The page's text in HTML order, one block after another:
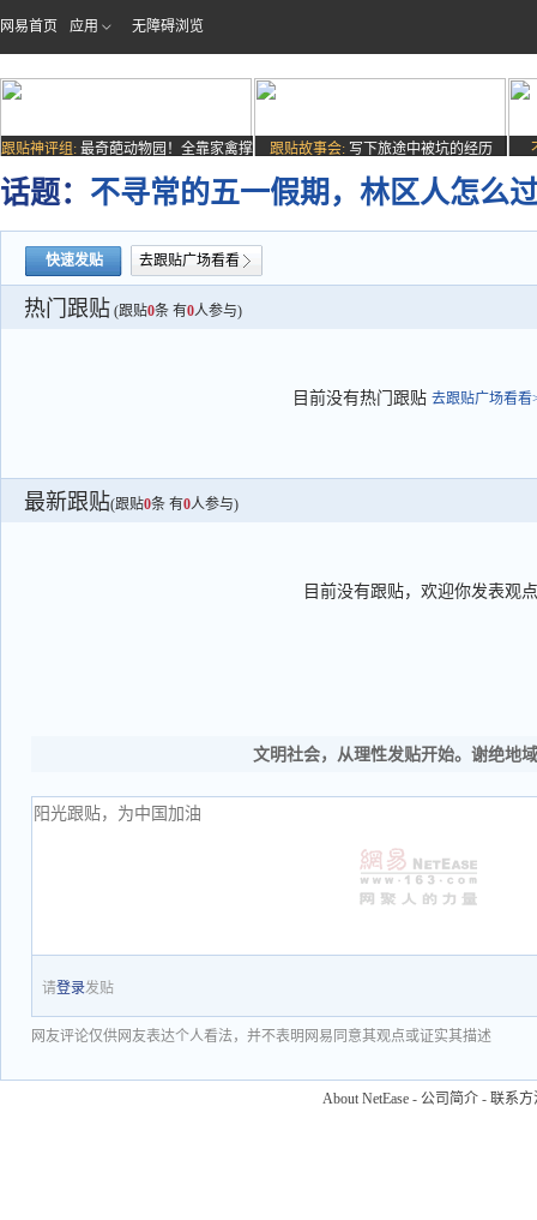
网易首页 应用 无障碍浏览
跟贴神评组: 最奇葩动物园！全靠家禽撑
场子
跟贴故事会: 写下旅途中被坑的经历
话题： 不寻常的五一假期，林区人怎么
快速发贴 去跟贴广场看看
热门跟贴 (跟贴0条 有0人参与)
目前没有热门跟贴 去跟贴广场看看
最新跟贴(跟贴0条 有0人参与)
目前没有跟贴，欢迎你发表观点
文明社会，从理性发贴开始。谢绝地
请登录发贴
网友评论仅供网友表达个人看法，并不表明网易同意其观点或证实其描述
About NetEase - 公司简介 - 联系方